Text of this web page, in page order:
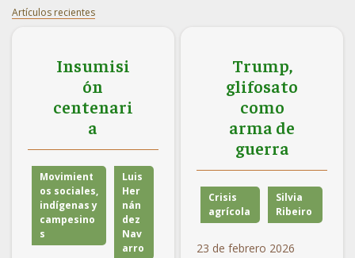
Jara Cruz “denostó varias veces” la labor del periodista
Colectivos alertan sobre políticas de despojo para
megaproyectos “devastadores” en el país
Tras 23 años de lucha, comunidades del Acapulco rural
logran cancelación del proyecto de la presa La Parota
Ayuntamiento en SLP avala prohibición del fracking y
proyectos de Pemex
En cuatro años de gobierno de Salomón Jara, 5 ediles
asesinados
Artículos recientes
Insumisi
ón
centenari
a
Movimient
os sociales,
indígenas y
campesino
s
Luis
Her
nán
dez
Nav
arro
Trump,
glifosato
como
arma de
guerra
Crisis
agrícola
Silvia
Ribeiro
23 de febrero 2026